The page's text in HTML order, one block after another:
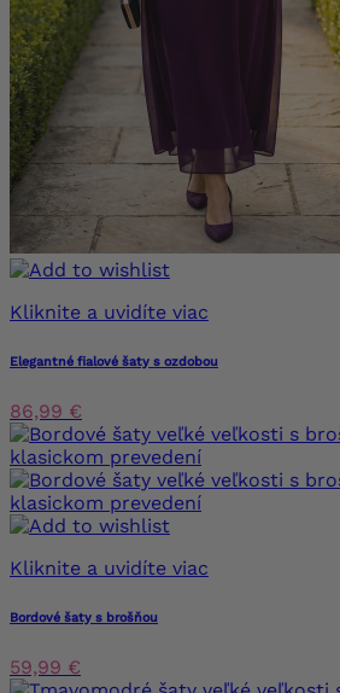
Kliknite a uvidíte viac
Elegantné fialové šaty s ozdobou
86,99 €
Kliknite a uvidíte viac
Bordové šaty s brošňou
59,99 €